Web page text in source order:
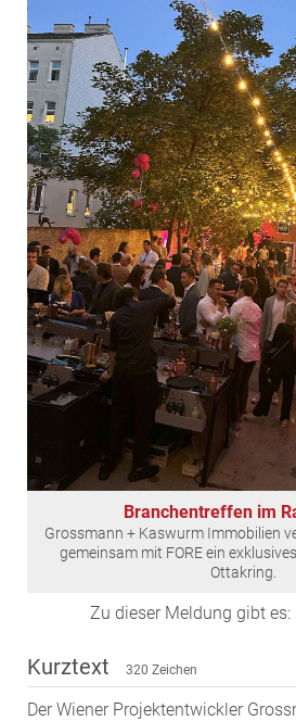
EPHIC Group
epmedia Werbeagentur
ESTINA Immobilien
Greystar
Grossmann + Kaswurm Immobilien
Gutwerk Immobilien Treuhand
HANDLER Gruppe
HARING Group
HARING Group + WINEGG Realitäten
HNP architects
IG Immobilien
IMMOBILIEN MAGAZIN VERLAG
KOBAN SÜDVERS
MST Muhr
ÖKO-Wohnbau
PAYUCA
Savoir Vivre Group
Branchentreffen im
Grossmann + Kaswurm Immobilien
gemeinsam mit FORE ein
Ottakring.
Zu dieser Meldung gibt es:
Kurztext 320 Zeichen
Der Wiener Projektentwickler